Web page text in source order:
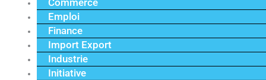
Commerce
Emploi
Finance
Import Export
Industrie
Initiative